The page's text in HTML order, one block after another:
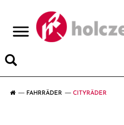
FAHRRÄDER CITYRÄDER